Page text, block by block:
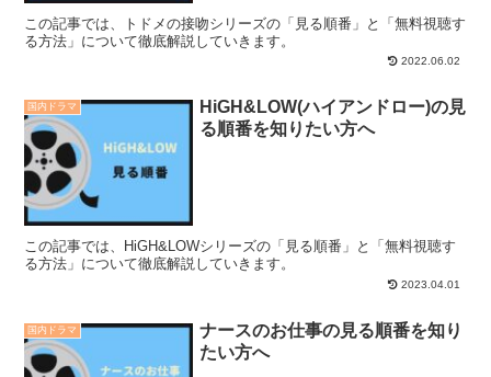
この記事では、トドメの接吻シリーズの「見る順番」と「無料視聴す
る方法」について徹底解説していきます。
2022.06.02
国内ドラマ
HiGH&LOW(ハイアンドロー)の見
る順番を知りたい方へ
この記事では、HiGH&LOWシリーズの「見る順番」と「無料視聴す
る方法」について徹底解説していきます。
2023.04.01
国内ドラマ
ナースのお仕事の見る順番を知り
たい方へ